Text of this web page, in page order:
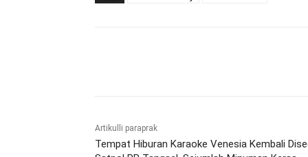
Artikulli paraprak
Tempat Hiburan Karaoke Venesia Kembali